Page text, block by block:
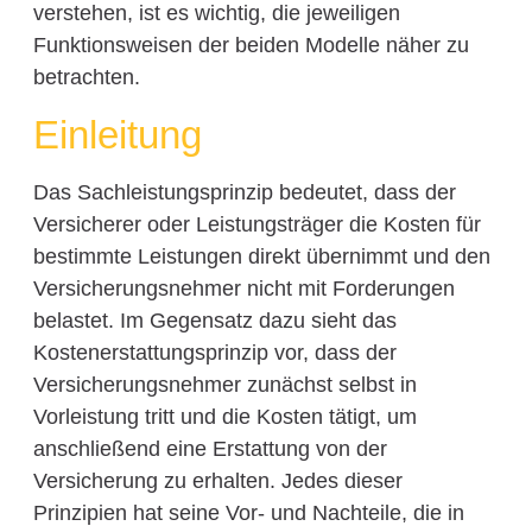
verstehen, ist es wichtig, die jeweiligen
Funktionsweisen der beiden Modelle näher zu
betrachten.
Einleitung
Das Sachleistungsprinzip bedeutet, dass der
Versicherer oder Leistungsträger die Kosten für
bestimmte Leistungen direkt übernimmt und den
Versicherungsnehmer nicht mit Forderungen
belastet. Im Gegensatz dazu sieht das
Kostenerstattungsprinzip vor, dass der
Versicherungsnehmer zunächst selbst in
Vorleistung tritt und die Kosten tätigt, um
anschließend eine Erstattung von der
Versicherung zu erhalten. Jedes dieser
Prinzipien hat seine Vor- und Nachteile, die in